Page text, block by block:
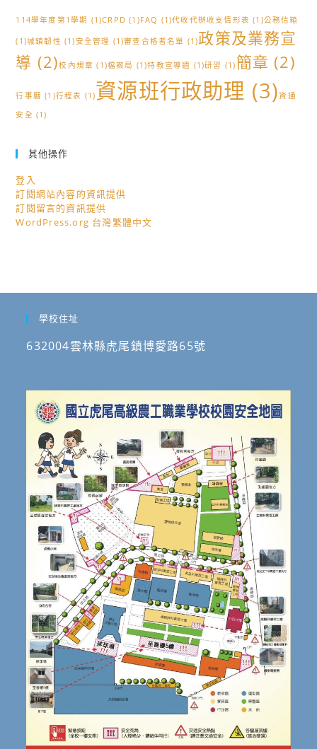
114學年度第1學期 (1)CRPD (1)FAQ (1)代收代辦收支情形表 (1)公務信箱
(1)城鎮韌性 (1)安全管理 (1)審查合格者名單 (1)政策及業務宣
導 (2)校內規章 (1)檔案局 (1)特教宣導週 (1)研習 (1) 簡章 (2)
行事曆 (1)行程表 (1)資源班行政助理 (3)資通
安全 (1)
其他操作
登入
訂閱網站內容的資訊提供
訂閱留言的資訊提供
WordPress.org 台灣繁體中文
學校住址
632004雲林縣虎尾鎮博愛路65號